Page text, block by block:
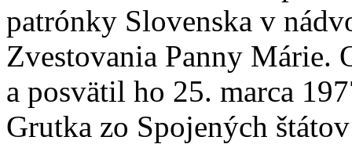
patrónky Slovenska v
Zvestovania Panny
a posvätil ho 25. marca
Grutka zo Spojených